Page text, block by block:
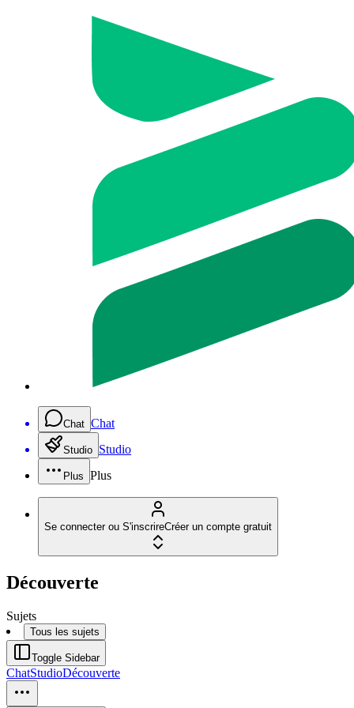
Chat Chat
Studio Studio
Plus Plus
Se connecter ou S'inscrireCréer un compte gratuit
Découverte
Sujets
Tous les sujets
Toggle Sidebar
ChatStudioDécouverte